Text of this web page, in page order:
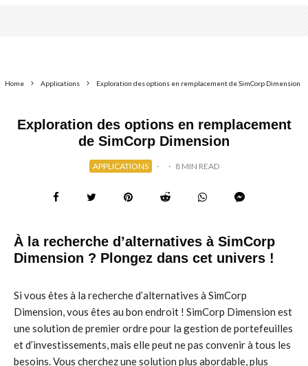
Home Applications Exploration des options en remplacement de SimCorp Dimension
Exploration des options en remplacement
de SimCorp Dimension
APPLICATIONS · · 8 MIN READ
À la recherche d’alternatives à SimCorp
Dimension ? Plongez dans cet univers !
Si vous êtes à la recherche d’alternatives à SimCorp
Dimension, vous êtes au bon endroit ! SimCorp Dimension est
une solution de premier ordre pour la gestion de portefeuilles
et d’investissements, mais elle peut ne pas convenir à tous les
besoins. Vous cherchez une solution plus abordable, plus